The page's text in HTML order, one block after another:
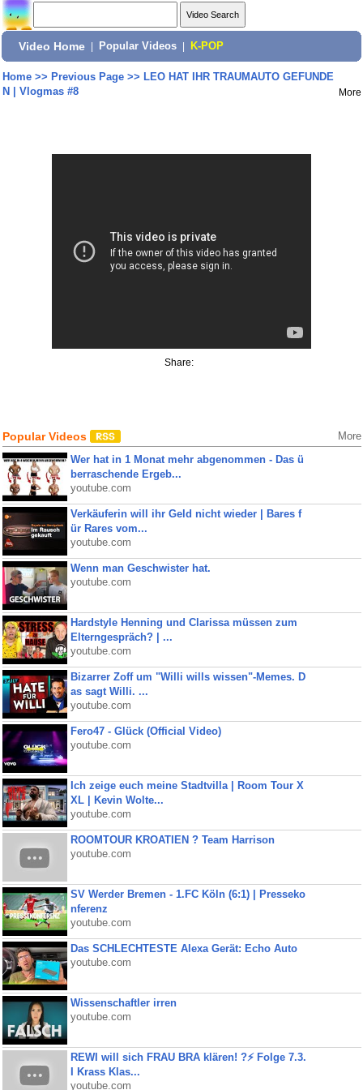
Video Home Popular Videos K-POP
Home>> Previous Page>> LEO HAT IHR TRAUMAUTO GEFUNDE
N | Vlogmas #8
More
Share:
Popular Videos More
Wer hat in 1 Monat mehr abgenommen - Das ü
berraschende Ergeb...
youtube.com
Verkäuferin will ihr Geld nicht wieder | Bares f
ür Rares vom...
youtube.com
Wenn man Geschwister hat.
youtube.com
Hardstyle Henning und Clarissa müssen zum
Elterngespräch? | ...
youtube.com
Bizarrer Zoff um "Willi wills wissen"-Memes. D
as sagt Willi. ...
youtube.com
Fero47 - Glück (Official Video)
youtube.com
Ich zeige euch meine Stadtvilla | Room Tour X
XL | Kevin Wolte...
youtube.com
ROOMTOUR KROATIEN ? Team Harrison
youtube.com
SV Werder Bremen - 1.FC Köln (6:1) | Presseko
nferenz
youtube.com
Das SCHLECHTESTE Alexa Gerät: Echo Auto
youtube.com
Wissenschaftler irren
youtube.com
REWI will sich FRAU BRA klären! ?⚡️ Folge 7.3.
I Krass Klas...
youtube.com